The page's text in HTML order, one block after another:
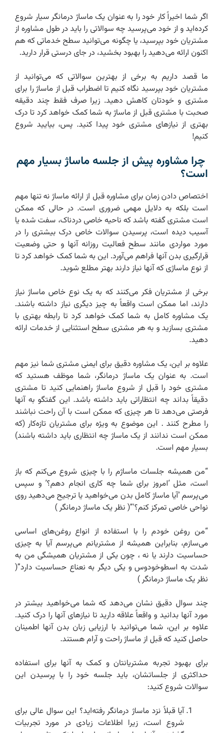
اگر شما اخیراً کار خود را به عنوان یک ماساژ درمانگر سیار شروع
کرده‌اید و از خود می‌پرسید چه سوالاتی را باید در طول مشاوره از
مشتریان خود بپرسید، یا چگونه می‌توانید سطح خدماتی که هم
اکنون ارائه می‌دهید را بهبود بخشید، در جای درستی قرار دارید.
ما قصد داریم به برخی از بهترین سوالاتی که می‌توانید از
مشتریان خود بپرسید نگاه کنیم تا اضطراب قبل از ماساژ را برای
مشتری و خودتان کاهش دهید. زیرا صرف فقط چند دقیقه
صحبت با مشتری قبل از ماساژ به شما کمک خواهد کرد تا درک
بهتری از نیازهای مشتری خود پیدا کنید. پس، بیایید شروع
کنیم!
چرا مشاوره پیش از جلسه ماساژ بسیار مهم
است؟
اختصاص دادن زمان برای مشاوره قبل از ارائه ماساژ نه تنها مهم
است بلکه به دلایل مهمی ضروری است. در حالی که ممکن
است مشتری گفته باشد که ناحیه خاصی دردناک، سفت شده یا
آسیب دیده است، پرسیدن سوالات خاص درک بیشتری را در
مورد مواردی مانند سطح فعالیت روزانه آنها و حتی وضعیت
قرارگیری بدن آنها فراهم می‌آورد. این به شما کمک خواهد کرد تا
از نوع ماساژی که آنها نیاز دارند بهتر مطلع شوید.
برخی از مشتریان فکر می‌کنند که به یک نوع خاص ماساژ نیاز
دارند، اما ممکن است واقعاً به چیز دیگری نیاز داشته باشند.
یک مشاوره کامل به شما کمک خواهد کرد تا رابطه بهتری با
مشتری بسازید و به هر مشتری سطح استثنایی از خدمات ارائه
دهید.
علاوه بر این، یک مشاوره دقیق برای ایمنی مشتری شما نیز مهم
است. به عنوان یک ماساژ درمانگر، شما موظف هستید که
مشتری خود را قبل از شروع ماساژ راهنمایی کنید تا مشتری
دقیقاً بداند چه انتظاراتی باید داشته باشد. این گفتگو به آنها
فرصتی می‌دهد تا هر چیزی که ممکن است با آن راحت نباشند
را مطرح کنند . این موضوع به ویژه برای مشتریان تازه‌کار (که
ممکن است ندانند از یک ماساژ چه انتظاری باید داشته باشند)
بسیار مهم است.
“من همیشه جلسات ماساژم را با چیزی شروع می‌کنم که باز
است، مثل ‘امروز برای شما چه کاری انجام دهم؟’ و سپس
می‌پرسم ‘آیا ماساژ کامل بدن می‌خواهید یا ترجیح می‌دهید روی
نواحی خاصی تمرکز کنم؟'”( نظر یک ماساژ درمانگر )
“من روغن خودم را با استفاده از انواع روغن‌های اساسی
می‌سازم، بنابراین همیشه از مشتریانم می‌پرسم آیا به چیزی
حساسیت دارند یا نه ، چون یکی از مشتریان همیشگی من به
شدت به اسطوخودوس و یکی دیگر به نعناع حساسیت دارد”(
نظر یک ماساژ درمانگر )
چند سوال دقیق نشان می‌دهد که شما می‌خواهید بیشتر در
مورد آنها بدانید و واقعاً علاقه دارید تا نیازهای آنها را درک کنید.
علاوه بر این، شما می‌توانید با ارزیابی زبان بدن آنها اطمینان
حاصل کنید که قبل از ماساژ راحت و آرام هستند.
برای بهبود تجربه مشتریانتان و کمک به آنها برای استفاده
حداکثری از جلساتشان، باید جلسه خود را با پرسیدن این
سوالات شروع کنید:
آیا قبلاً نزد ماساژ درمانگر رفته‌اید؟ این سوال عالی برای
شروع است، زیرا اطلاعات زیادی در مورد تجربیات